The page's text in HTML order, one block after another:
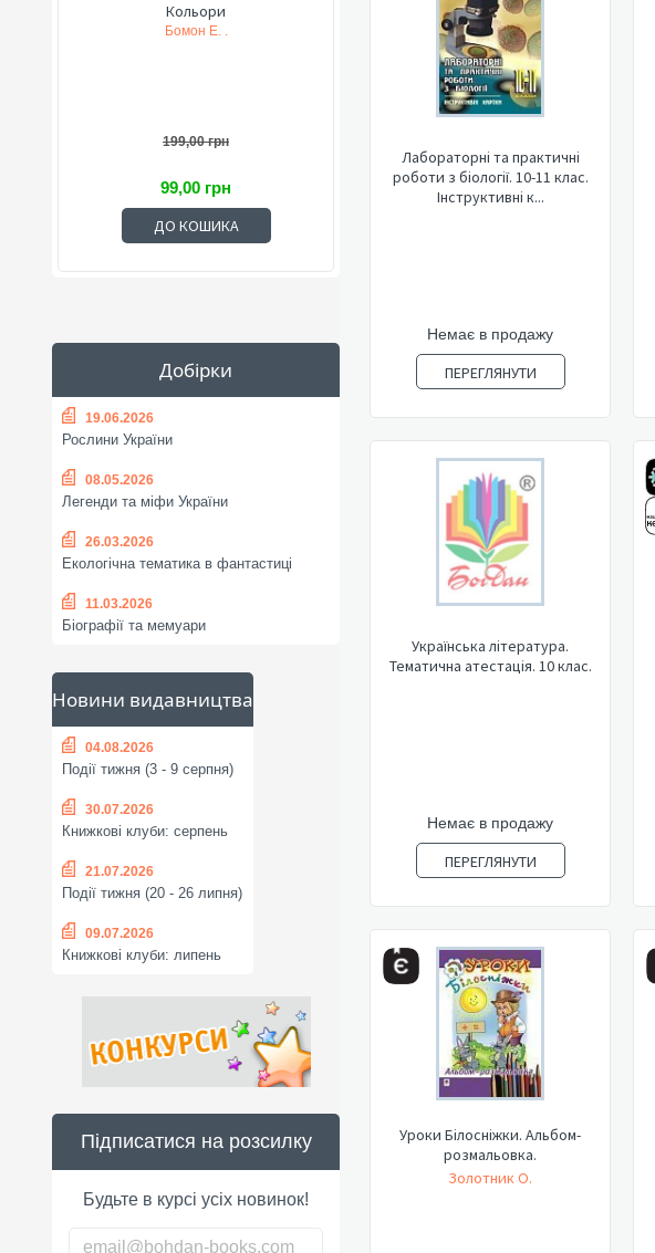
Кольори
Бомон Е. .
199,00 грн
99,00 грн
ДО КОШИКА
Добірки
19.06.2026
Рослини України
08.05.2026
Легенди та міфи України
26.03.2026
Екологічна тематика в фантастиці
11.03.2026
Біографії та мемуари
Новини видавництва
04.08.2026
Події тижня (3 - 9 серпня)
30.07.2026
Книжкові клуби: серпень
21.07.2026
Події тижня (20 - 26 липня)
09.07.2026
Книжкові клуби: липень
Підписатися на розсилку
Будьте в курсі усіх новинок!
Лабораторні та практичні
роботи з біології. 10-11 клас.
Інструктивні к...
Немає в продажу
ПЕРЕГЛЯНУТИ
Українська література.
Тематична атестація. 10 клас.
Немає в продажу
ПЕРЕГЛЯНУТИ
Уроки Білосніжки. Альбом-
розмальовка.
Золотник О.